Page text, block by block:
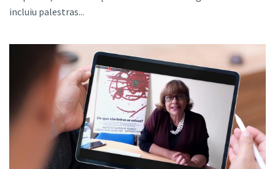
incluiu palestras...